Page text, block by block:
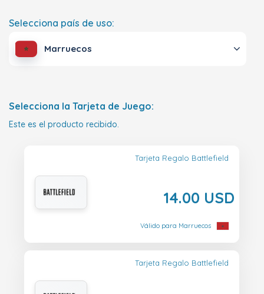
Selecciona país de uso:
Marruecos
Selecciona la Tarjeta de Juego:
Este es el producto recibido.
Tarjeta Regalo Battlefield
14.00 USD
Válido para Marruecos
Tarjeta Regalo Battlefield